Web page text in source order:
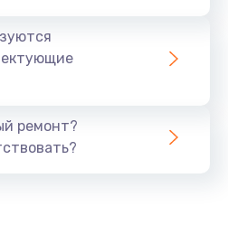
ремонт?